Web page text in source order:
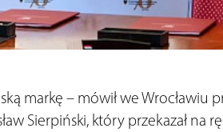
markę – mówił we Wrocławiu
Sierpiński, który przekazał na